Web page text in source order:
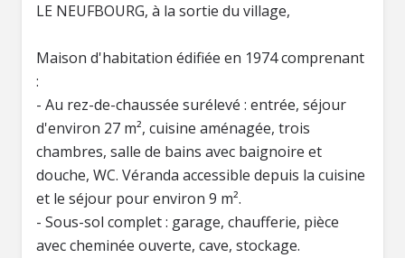
LE NEUFBOURG, à la sortie du village,
Maison d'habitation édifiée en 1974 comprenant
:
- Au rez-de-chaussée surélevé : entrée, séjour
d'environ 27 m², cuisine aménagée, trois
chambres, salle de bains avec baignoire et
douche, WC. Véranda accessible depuis la cuisine
et le séjour pour environ 9 m².
- Sous-sol complet : garage, chaufferie, pièce
avec cheminée ouverte, cave, stockage.